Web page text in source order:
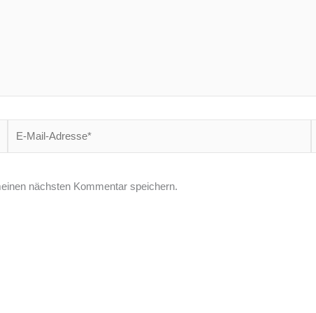
Mail-
nächsten Kommentar speichern.